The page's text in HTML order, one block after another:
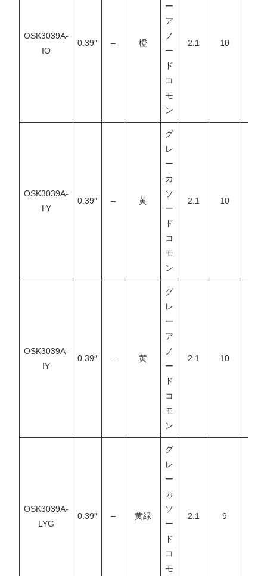
OSK3039A-
IO
0.39″ – 橙
ー
ア
ノ
ー
ド
コ
モ
ン
2.1 10
OSK3039A-
LY
0.39″ – 黄
グ
レ
ー
カ
ソ
ー
ド
コ
モ
ン
2.1 10
OSK3039A-
IY
0.39″ – 黄
グ
レ
ー
ア
ノ
ー
ド
コ
モ
ン
2.1 10
OSK3039A-
LYG
0.39″ – 黄緑
グ
レ
ー
カ
ソ
ー
ド
コ
モ
2.1 9